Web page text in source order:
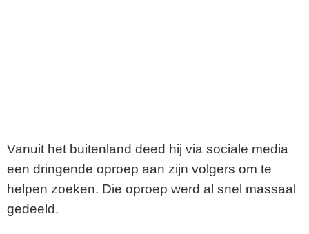
Vanuit het buitenland deed hij via sociale media
een dringende oproep aan zijn volgers om te
helpen zoeken. Die oproep werd al snel massaal
gedeeld.